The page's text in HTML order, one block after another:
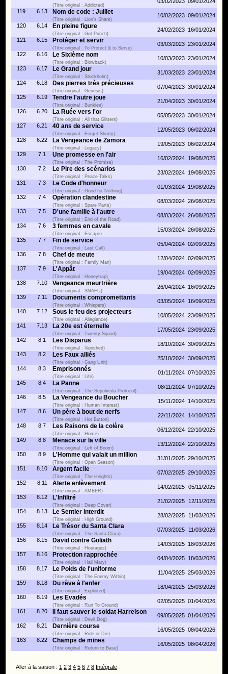
(Titre original : Addicted)
119
6.13 Nom de code : Juillet
(Titre original : Lion's Share)
10/02/2023 09/01/2024
120
6.14 En pleine figure
(Titre original : Gut Punch)
24/02/2023 16/01/2024
121
6.15 Protéger et servir
(Titre original : To Protect & to Serve)
03/03/2023 23/01/2024
122
6.16 Le Sixième nom
(Titre original : Blowback)
10/03/2023 23/01/2024
123
6.17 Le Grand jour
(Titre original : Stockholm)
31/03/2023 23/01/2024
124
6.18 Des pierres très précieuses
(Titre original : Genesis)
07/04/2023 30/01/2024
125
6.19 Tendre l'autre joue
(Titre original : Bunkies)
21/04/2023 30/01/2024
126
6.20 La Ruée vers l'or
(Titre original : All that Glitters)
05/05/2023 30/01/2024
127
6.21 40 ans de service
(Titre original : Forget Shorty)
12/05/2023 06/02/2024
128
6.22 La Vengeance de Zamora
(Titre original : Legacy)
19/05/2023 06/02/2024
129
7.1 Une promesse en l'air
(Titre original : The Promise)
16/02/2024 19/08/2025
130
7.2 Le Pire des scénarios
(Titre original : Peace Talks)
23/02/2024 19/08/2025
131
7.3 Le Code d'honneur
(Titre original : Good for Nothing)
01/03/2024 19/08/2025
132
7.4 Opération clandestine
(Titre original : Spare Parts)
08/03/2024 26/08/2025
133
7.5 D'une famille à l'autre
(Titre original : End of the Road)
08/03/2024 26/08/2025
134
7.6 3 femmes en cavale
(Titre original : Escape)
15/03/2024 26/08/2025
135
7.7 Fin de service
(Titre original : Last Call)
05/04/2024 02/09/2025
136
7.8 Chef de meute
(Titre original : Family Man)
12/04/2024 02/09/2025
137
7.9 L'Appât
(Titre original : Honeytrap)
19/04/2024 02/09/2025
138
7.10 Vengeance meurtrière
(Titre original : SNAFU)
26/04/2024 16/09/2025
139
7.11 Documents compromettants
(Titre original : Whispers)
03/05/2024 16/09/2025
140
7.12 Sous le feu des projecteurs
(Titre original : Allegiance)
10/05/2024 23/09/2025
141
7.13 La 20e est éternelle
(Titre original : Twenty Squad)
17/05/2024 23/09/2025
142
8.1 Les Disparus
(Titre original : Vanished)
18/10/2024 30/09/2025
143
8.2 Les Faux alliés
(Titre original : Gang Unit)
25/10/2024 30/09/2025
144
8.3 Emprisonnés
(Titre original : Life)
01/11/2024 07/10/2025
145
8.4 La Panne
(Titre original : The Sepulveda Protocol)
08/11/2024 07/10/2025
146
8.5 La Vengeance du Boucher
(Titre original : Human Interest)
15/11/2024
14/10/2025
147
8.6 Un père à bout de nerfs
(Titre original : Hot Button)
22/11/2024
14/10/2025
148
8.7 Les Raisons de la colère
(Titre original : Home)
06/12/2024 22/10/2025
149
8.8 Menace sur la ville
(Titre original : Left of Boom)
13/12/2024 22/10/2025
150
8.9 L'Homme qui valait un million
(Titre original : Open Season)
31/01/2025 29/10/2025
151
8.10 Argent facile
(Titre original : The Heights)
07/02/2025 29/10/2025
152
8.11 Alerte enlèvement
(Titre original : AMBER)
14/02/2025 05/11/2025
153
8.12 L'Infiltré
(Titre original : Deep Cover)
21/02/2025
12/11/2025
154
8.13 Le Sentier interdit
(Titre original : High Ground)
28/02/2025
11/03/2026
155
8.14 Le Trésor du Santa Clara
(Titre original : The Santa Clara)
07/03/2025
11/03/2026
156
8.15 David contre Goliath
(Titre original : Hostages)
14/03/2025 18/03/2026
157
8.16 Protection rapprochée
(Titre original : Hail Mary)
04/04/2025 18/03/2026
158
8.17 Le Poids de l'uniforme
(Titre original : The Enemy Within)
11/04/2025 25/03/2026
159
8.18 Du rêve à l'enfer
(Titre original : Exploited)
18/04/2025 25/03/2026
160
8.19 Les Evadés
(Titre original : Run To Ground)
02/05/2025 01/04/2026
161
8.20 Il faut sauver le soldat Harrelson
(Titre original : Devil Dog)
09/05/2025 01/04/2026
162
8.21 Dernière course
(Titre original : Ride or Die)
16/05/2025 08/04/2026
163
8.22 Champs de mines
(Titre original : Return to Base)
16/05/2025 08/04/2026
Aller à la saison : 1 2 3 4 5 6 7 8 Intégrale